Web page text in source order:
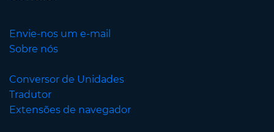
Envie-nos um e-mail
Sobre nós
Conversor de Unidades
Tradutor
Extensões de navegador